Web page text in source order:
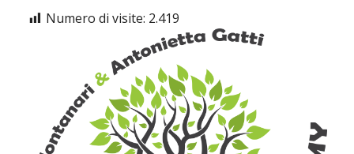
Numero di visite: 2.419